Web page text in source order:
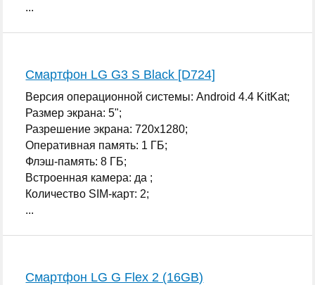
...
Смартфон LG G3 S Black [D724]
Версия операционной системы: Android 4.4 KitKat;
Размер экрана: 5";
Разрешение экрана: 720x1280;
Оперативная память: 1 ГБ;
Флэш-память: 8 ГБ;
Встроенная камера: да ;
Количество SIM-карт: 2;
...
Смартфон LG G Flex 2 (16GB)